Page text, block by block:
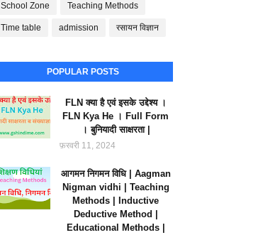
School Zone Teaching Methods
Time table admission रसायन विज्ञान
POPULAR POSTS
FLN क्या है एवं इसके उद्देश्य ।
FLN Kya He । Full Form
। बुनियादी साक्षरता |
फ़रवरी 11, 2024
आगमन निगमन विधि | Aagman
Nigman vidhi | Teaching
Methods | Inductive
Deductive Method |
Educational Methods |